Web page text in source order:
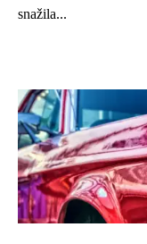
snažila...